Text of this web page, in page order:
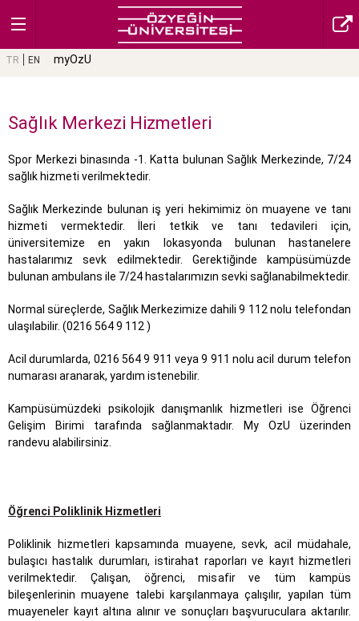
TR EN myOzU
Sağlık Merkezi Hizmetleri
Spor Merkezi binasında -1. Katta bulunan Sağlık Merkezinde, 7/24
sağlık hizmeti verilmektedir.
Sağlık Merkezinde bulunan iş yeri hekimimiz ön muayene ve tanı
hizmeti vermektedir. İleri tetkik ve tanı tedavileri için,
üniversitemize en yakın lokasyonda bulunan hastanelere
hastalarımız sevk edilmektedir. Gerektiğinde kampüsümüzde
bulunan ambulans ile 7/24 hastalarımızın sevki sağlanabilmektedir.
Normal süreçlerde, Sağlık Merkezimize dahili 9 112 nolu telefondan
ulaşılabilir. (0216 564 9 112 )
Acil durumlarda, 0216 564 9 911 veya 9 911 nolu acil durum telefon
numarası aranarak, yardım istenebilir.
Kampüsümüzdeki psikolojik danışmanlık hizmetleri ise Öğrenci
Gelişim Birimi tarafında sağlanmaktadır. My OzU üzerinden
randevu alabilirsiniz.
Öğrenci Poliklinik Hizmetleri
Poliklinik hizmetleri kapsamında muayene, sevk, acil müdahale,
bulaşıcı hastalık durumları, istirahat raporları ve kayıt hizmetleri
verilmektedir. Çalışan, öğrenci, misafir ve tüm kampüs
bileşenlerinin muayene talebi karşılanmaya çalışılır, yapılan tüm
muayeneler kayıt altına alınır ve sonuçları başvuruculara aktarılır.